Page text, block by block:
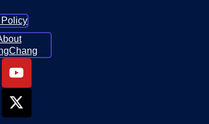
Policy